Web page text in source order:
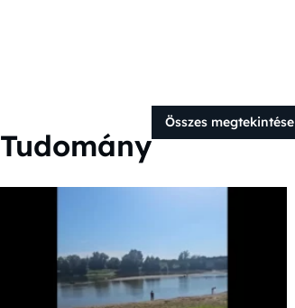
Tudomány
Összes megtekintése